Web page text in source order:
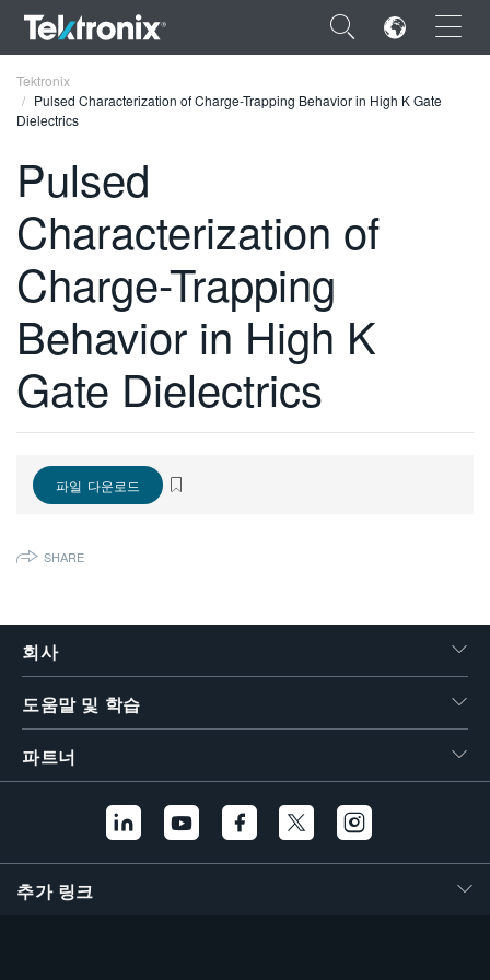
×
FRANÇAIS
DEUTSCH
VIỆT NAM
简体中文
한국어
繁體中文
Tektronix
Pulsed Characterization of Charge-Trapping Behavior in High K Gate
Dielectrics
Pulsed
Characterization of
Charge-Trapping
Behavior in High K
Gate Dielectrics
파일 다운로드
SHARE
회사
도움말 및 학습
파트너
추가 링크